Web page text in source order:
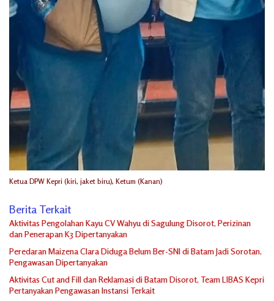
Ketua DPW Kepri (kiri, jaket biru), Ketum (Kanan)
Berita Terkait
Aktivitas Pengolahan Kayu CV Wahyu di Sagulung Disorot, Perizinan
dan Penerapan K3 Dipertanyakan
Peredaran Maizena Clara Diduga Belum Ber-SNI di Batam Jadi Sorotan,
Pengawasan Dipertanyakan
Aktivitas Cut and Fill dan Reklamasi di Batam Disorot, Team LIBAS Kepri
Pertanyakan Pengawasan Instansi Terkait